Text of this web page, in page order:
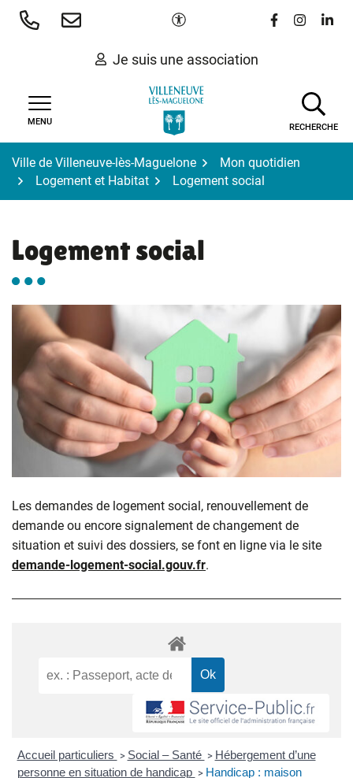
Aller
Paramètres d'accessibilité
Lien vers le
Lien vers
Lien
Je suis une association
MENU
RECHERCHE
Ville de Villeneuve-lès-Maguelone
Mon quotidien
Logement et Habitat
Logement social
Logement social
Les demandes de logement social, renouvellement de
demande ou encore signalement de changement de
situation et suivi des dossiers, se font en ligne via le site
demande-logement-social.gouv.fr.
Accueil particuliers > Social – Santé > Hébergement d’une
personne en situation de handicap > Handicap : maison